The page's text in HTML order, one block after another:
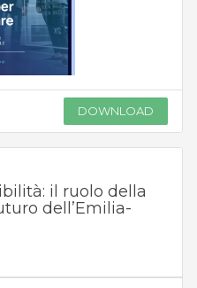
DOWNLOAD
il ruolo della
dell’Emilia-